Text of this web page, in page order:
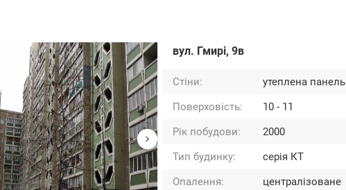
вул. Гмирі, 9в
Стіни:
утеплена панель
Поверховість:
10 - 11
Рік побудови:
2000
Тип будинку:
серія КТ
Опалення:
централізоване